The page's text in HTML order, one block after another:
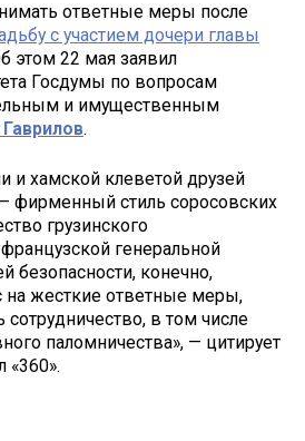
ответные меры после
с участием дочери главы
этом 22 мая заявил
Госдумы по вопросам
и имущественным
.
и хамской клеветой друзей
фирменный стиль соросовских
грузинского
генеральной
безопасности, конечно,
на жесткие ответные меры,
сотрудничество, в том числе
паломничества», — цитирует
«360».